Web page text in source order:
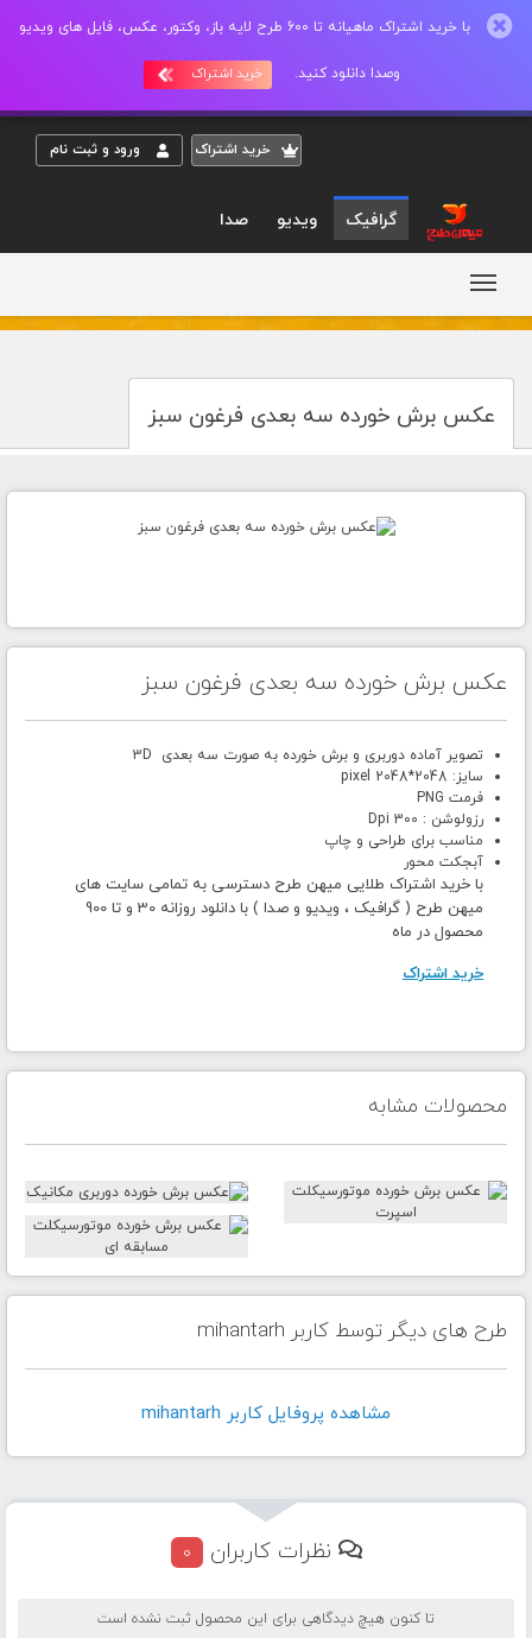
با خرید اشتراک ماهیانه تا 600 طرح لایه باز، وکتور، عکس، فایل های ویدیو
وصدا دانلود کنید. خرید اشتراک
خريد اشتراک ورود و ثبت نام
گرافیک ویدیو صدا
عکس برش خورده سه بعدی فرغون سبز
عکس برش خورده سه بعدی فرغون سبز
تصویر آماده دوربری و برش خورده به صورت سه بعدی 3D
سایز: 2048*2048 pixel
فرمت PNG
رزولوشن : 300 Dpi
مناسب برای طراحی و چاپ
آبجکت محور
با خرید اشتراک طلایی میهن طرح دسترسی به تمامی سایت های
میهن طرح ( گرافیک ، ویدیو و صدا ) با دانلود روزانه 30 و تا 900
محصول در ماه
خرید اشتراک
محصولات مشابه
طرح های دیگر توسط کاربر mihantarh
مشاهده پروفايل کاربر mihantarh
نظرات کاربران 0
تا کنون هیچ دیدگاهی برای این محصول ثبت نشده است